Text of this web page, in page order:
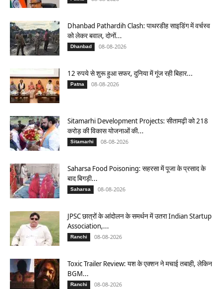
Dhanbad Pathardih Clash: पाथरडीह साइडिंग में वर्चस्व
को लेकर बवाल, दोनों...
Dhanbad 08-08-2026
12 रुपये से शुरू हुआ सफर, दुनिया में गूंज रही बिहार...
Patna 08-08-2026
Sitamarhi Development Projects: सीतामढ़ी को 218
करोड़ की विकास योजनाओं की...
Sitamarhi 08-08-2026
Saharsa Food Poisoning: सहरसा में पूजा के प्रसाद के
बाद बिगड़ी...
Saharsa 08-08-2026
JPSC छात्रों के आंदोलन के समर्थन में उतरा Indian Startup
Association,...
Ranchi 08-08-2026
Toxic Trailer Review: यश के एक्शन ने मचाई तबाही, लेकिन
BGM...
Ranchi 08-08-2026